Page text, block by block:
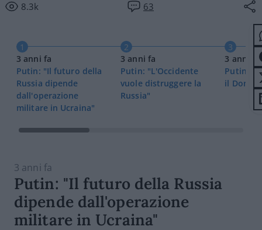
8.3k 63
1
3 anni fa
Putin: "Il futuro della
Russia dipende
dall'operazione
militare in Ucraina"
2
3 anni fa
Putin: "L'Occidente
vuole distruggere la
Russia"
3
3 anni fa
Putin:
il
3 anni fa
Putin: "Il futuro della Russia
dipende dall'operazione
militare in Ucraina"